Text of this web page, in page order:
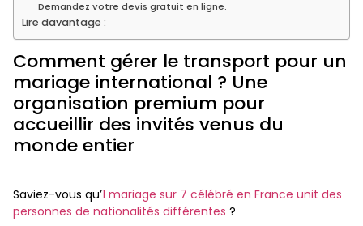
Demandez votre devis gratuit en ligne.
Lire davantage :
Comment gérer le transport pour un
mariage international ? Une
organisation premium pour
accueillir des invités venus du
monde entier
Saviez-vous qu’1 mariage sur 7 célébré en France unit des
personnes de nationalités différentes ?